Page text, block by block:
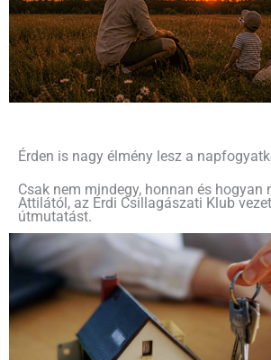
Érden is nagy élmény lesz a
Csak nem mindegy, honnan és hogyan
Attilától, az Érdi Csillagászati Klub
útmutatást.